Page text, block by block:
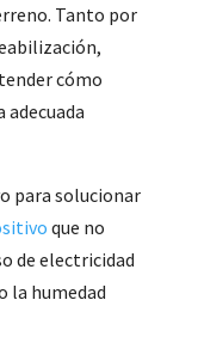
Tanto por
cómo
adecuada
para solucionar
que no
de electricidad
la humedad